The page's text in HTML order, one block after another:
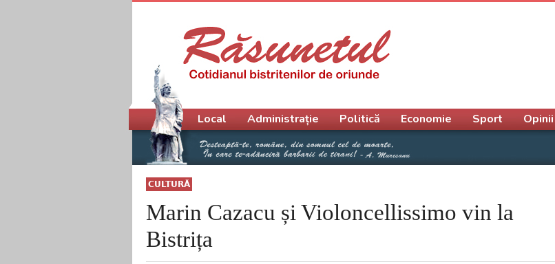
CULTURĂ
Marin Cazacu și Violoncellissimo vin la
Bistrița
Meniu principal
Local Administrație Politică Economie Sport Opinii